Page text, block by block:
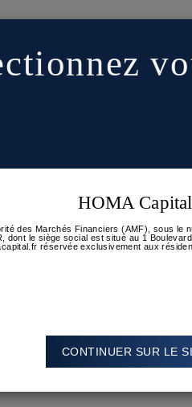
?
Quelles répercussions
?
HOMA Capital
des Marchés Financiers (AMF), sous
dont le siège social est situé au 1
réservée exclusivement aux
CONTINUER SUR LE